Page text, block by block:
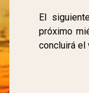
El
próximo
concluirá el